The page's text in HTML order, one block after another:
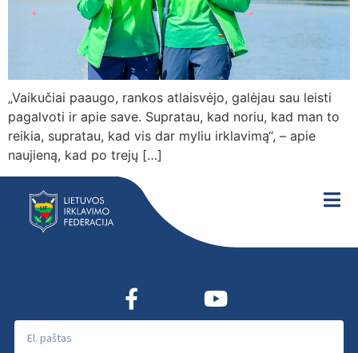
„Vaikučiai paaugo, rankos atlaisvėjo, galėjau sau leisti
pagalvoti ir apie save. Supratau, kad noriu, kad man to
reikia, supratau, kad vis dar myliu irklavimą“, – apie
naujieną, kad po trejų […]